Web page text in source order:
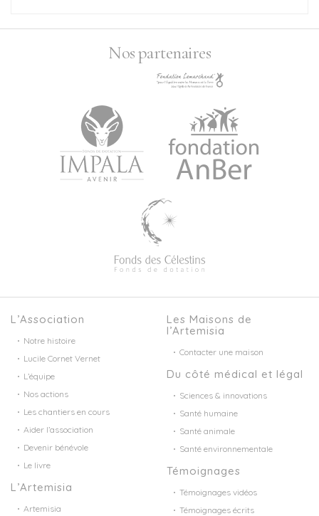
Nos partenaires
L’Association
Notre histoire
Lucile Cornet Vernet
L’équipe
Nos actions
Les chantiers en cours
Aider l’association
Devenir bénévole
Le livre
L’Artemisia
Artemisia
Les Maisons de
l’Artemisia
Contacter une maison
Du côté médical et légal
Sciences & innovations
Santé humaine
Santé animale
Santé environnementale
Témoignages
Témoignages vidéos
Témoignages écrits